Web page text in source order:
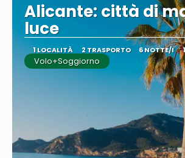
Alicante: città di
luce
1 LOCALITÀ 2 TRASPORTO 6 NOTTE/I
Volo+Soggiorno